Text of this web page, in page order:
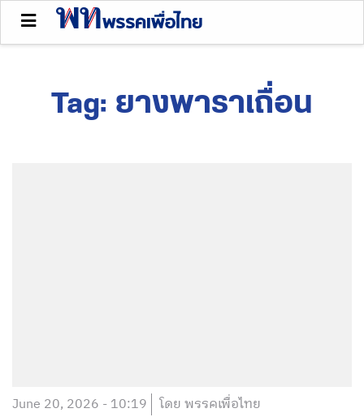
Tag: ยางพาราเถื่อน
June 20, 2026 - 10:19 โดย พรรคเพื่อไทย